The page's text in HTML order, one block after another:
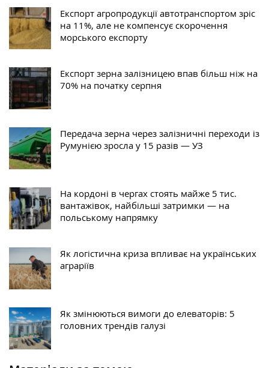
Експорт агропродукції автотранспортом зріс
на 11%, але не компенсує скорочення
морського експорту
Експорт зерна залізницею впав більш ніж на
70% на початку серпня
Передача зерна через залізничні переходи із
Румунією зросла у 15 разів — УЗ
На кордоні в чергах стоять майже 5 тис.
вантажівок, найбільші затримки — на
польському напрямку
Як логістична криза впливає на українських
аграріїв
Як змінюються вимоги до елеваторів: 5
головних трендів галузі